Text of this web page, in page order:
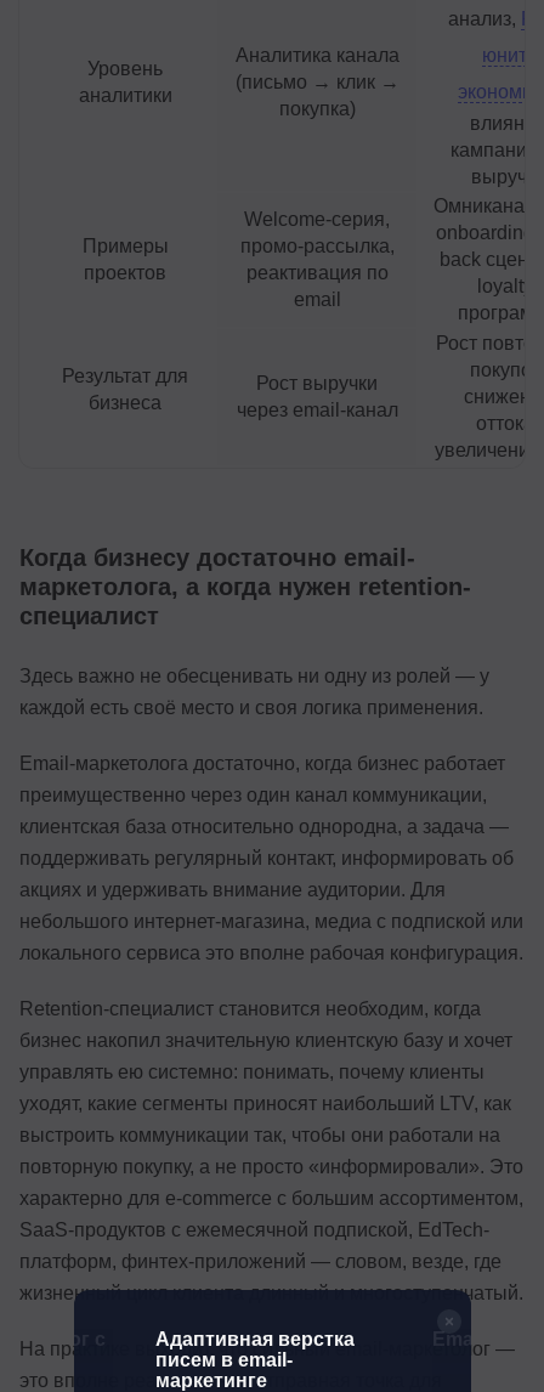
Уровень
аналитики
Аналитика канала
(письмо → клик →
покупка)
анализ,
юнит-
кампаний
выручку
Примеры
проектов
Welcome-серия,
промо-рассылка,
реактивация по
email
onboarding,
back
loyalty-
Результат для
бизнеса
Рост выручки
через email-канал
Рост
покупок,
оттока,
Когда бизнесу достаточно email-
маркетолога, а когда нужен retention-
специалист
Здесь важно не обесценивать ни одну из ролей — у
каждой есть своё место и своя логика применения.
Email-маркетолога достаточно, когда бизнес работает
преимущественно через один канал коммуникации,
клиентская база относительно однородна, а задача —
поддерживать регулярный контакт, информировать об
акциях и удерживать внимание аудитории. Для
небольшого интернет-магазина, медиа с подпиской или
локального сервиса это вполне рабочая конфигурация.
Retention-специалист становится необходим, когда
бизнес накопил значительную клиентскую базу и хочет
управлять ею системно: понимать, почему клиенты
уходят, какие сегменты приносят наибольший LTV, как
выстроить коммуникации так, чтобы они работали на
повторную покупку, а не просто «информировали». Это
характерно для e-commerce с большим ассортиментом,
SaaS-продуктов с ежемесячной подпиской, EdTech-
платформ, финтех-приложений — словом, везде, где
жизненный цикл клиента длинный и многоступенчатый.
На практике выходит, что сильный email-маркетолог —
это вполне реалистичная отправная точка для
с
Адаптивная верстка
писем в email-
маркетинге
Email-